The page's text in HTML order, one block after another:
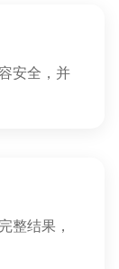
安全，并
整结果，